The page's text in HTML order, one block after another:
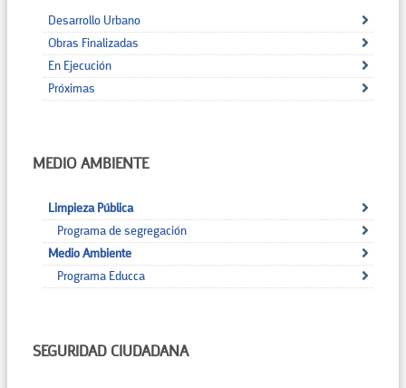
Desarrollo Urbano
Obras Finalizadas
En Ejecución
Próximas
MEDIO AMBIENTE
Limpieza Pública
Programa de segregación
Medio Ambiente
Programa Educca
SEGURIDAD CIUDADANA